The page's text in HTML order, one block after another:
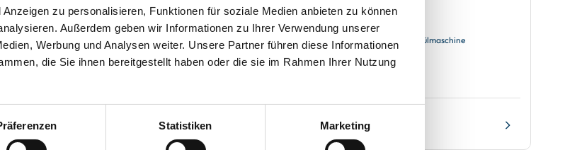
zu personalisieren, Funktionen für soziale Medien anbieten zu können
Außerdem geben wir Informationen zu Ihrer Verwendung unserer
Werbung und Analysen weiter. Unsere Partner führen diese Informationen
die Sie ihnen bereitgestellt haben oder die sie im Rahmen Ihrer Nutzung
Statistiken Marketing
Seehunde
5 Gäste
3 Schlafzimmer
Balkon
Spülmaschine
Ferienwohnung Möwe
2 Gäste
1 Schlafzimmer
Spülmaschine